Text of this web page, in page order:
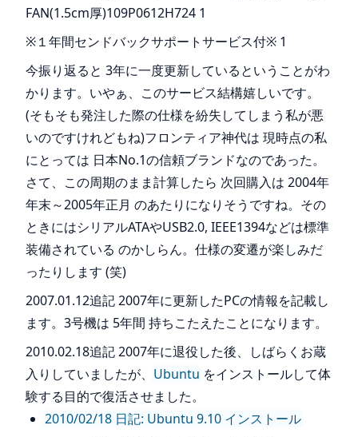
FAN(1.5cm厚)109P0612H724 1
※１年間センドバックサポートサービス付※ 1
今振り返ると 3年に一度更新しているということがわ
かります。いやぁ、このサービス結構嬉しいです。
(そもそも発注した際の仕様を紛失してしまう私が悪
いのですけれどもね)フロンティア神代は 現時点の私
にとっては 日本No.1の信頼ブランドなのであった。
さて、この周期のまま計算したら 次回購入は 2004年
年末～2005年正月 のあたりになりそうですね。その
ときにはシリアルATAやUSB2.0, IEEE1394などは標準
装備されている のかしらん。仕様の変遷が楽しみだ
ったりします (笑)
2007.01.12追記 2007年に更新したPCの情報を記載し
ます。3号機は 5年間 持ちこたえたことになります。
2010.02.18追記 2007年に退役した後、しばらくお蔵
入りしていましたが、 Ubuntu をインストールして体
験する目的で復活させました。
2010/02/18 日記: Ubuntu 9.10 インストール